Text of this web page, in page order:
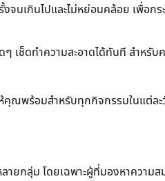
จนเกินไปและไม่หย่อนคล้อย เพื่อ
เช็ดทำความสะอาดได้ทันที สำห
ห้คุณพร้อมสำหรับทุกกิจกรรมในแต่ละ
ยกลุ่ม โดยเฉพาะผู้ที่มองหาความ